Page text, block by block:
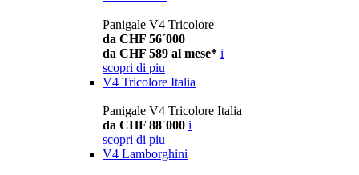
Panigale V4 Tricolore
da CHF 56´000
da CHF 589 al mese* i
scopri di piu
V4 Tricolore Italia
Panigale V4 Tricolore Italia
da CHF 88´000 i
scopri di piu
V4 Lamborghini